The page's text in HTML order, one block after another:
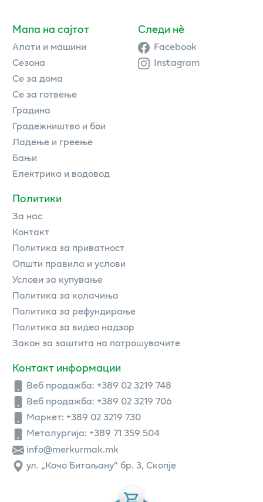
Мапа на сајтот
Алати и машини
Сезона
Се за дома
Се за готвење
Градина
Градежништво и бои
Ладење и греење
Бањи
Електрика и водовод
Политики
За нас
Контакт
Политика за приватност
Општи правила и услови
Услови за купување
Политика за колачиња
Политика за рефундирање
Политика за видео надзор
Закон за заштита на потрошувачите
Контакт информации
Веб продажба: +389 02 3219 748
Веб продажба: +389 02 3219 706
Маркет: +389 02 3219 730
Металургија: +389 71 359 504
info@merkurmak.mk
ул. „Кочо Битољану“ бр. 3, Скопје
Следи нè
Facebook
Instagram